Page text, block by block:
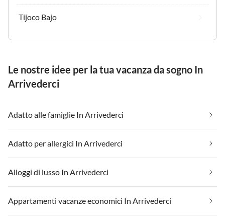
Tijoco Bajo
Le nostre idee per la tua vacanza da sogno In
Arrivederci
Adatto alle famiglie In Arrivederci
Adatto per allergici In Arrivederci
Alloggi di lusso In Arrivederci
Appartamenti vacanze economici In Arrivederci